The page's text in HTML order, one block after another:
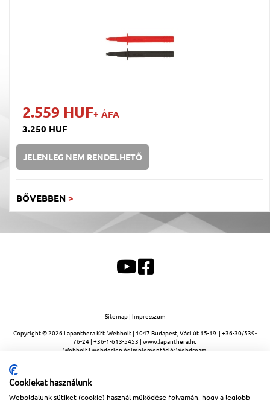
2.559 HUF+ ÁFA
3.250 HUF
JELENLEG NEM RENDELHETŐ
BŐVEBBEN >
Sitemap | Impresszum
Copyright © 2026 Lapanthera Kft. Webbolt | 1047 Budapest Váci út 15-19. | +36-30/539-
76-24 | +36-1-613-5453 | www.lapanthera.hu
Webbolt | webdesign és implementáció:Webdream
Cookiekat használunk
Weboldalunk sütiket (cookie) használ működése folyamán, hogy a legjobb